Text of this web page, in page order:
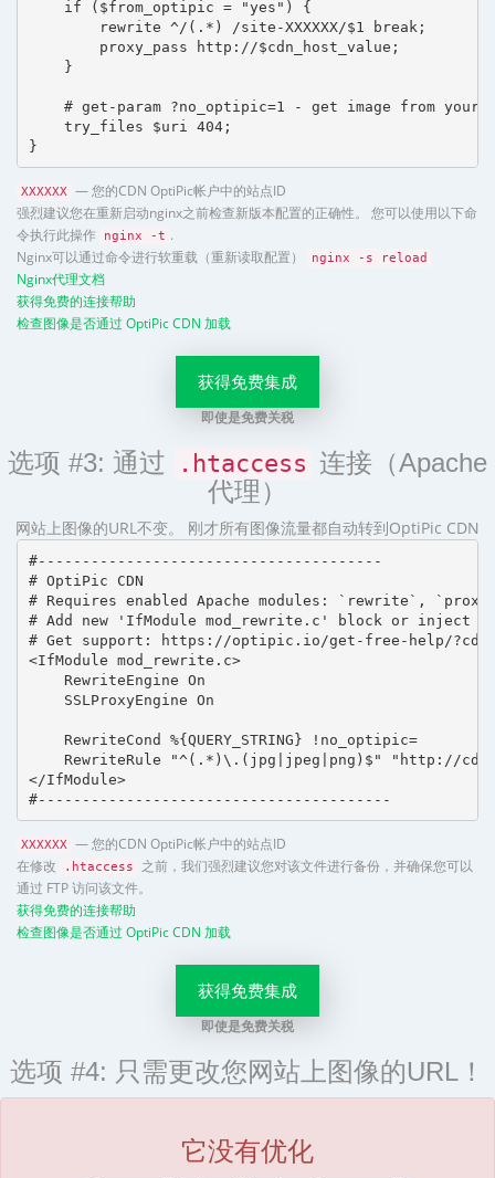
    if ($from_optipic = "yes") {
        rewrite ^/(.*) /site-XXXXXX/$1 break;
        proxy_pass http://$cdn_host_value;
    }
# get-param ?no_optipic=1 - get image from your
    try_files $uri 404;
}
XXXXXX — 您的CDN OptiPic帐户中的站点ID
强烈建议您在重新启动nginx之前检查新版本配置的正确性。 您可以使用以下命
令执行此操作
nginx -t .
Nginx可以通过命令进行软重载（重新读取配置）
nginx -s reload
Nginx代理文档
获得免费的连接帮助
检查图像是否通过 OptiPic CDN 加载
获得免费集成
即使是免费关税
选项 #3: 通过 .htaccess 连接（Apache
代理）
网站上图像的URL不变。 刚才所有图像流量都自动转到OptiPic CDN
#---------------------------------------
# OptiPic CDN
# Requires enabled Apache modules: `rewrite`,
# Add new 'IfModule mod_rewrite.c' block or inject
# Get support: https://optipic.io/get-free-help/
<IfModule mod_rewrite.c>
    RewriteEngine On
    SSLProxyEngine On
    RewriteCond %{QUERY_STRING} !no_optipic=
RewriteRule "^(.*)\.(jpg|jpeg|png)$" "http://
</IfModule>
#----------------------------------------
XXXXXX — 您的CDN OptiPic帐户中的站点ID
在修改
.htaccess
之前，我们强烈建议您对该文件进行备份，并确保您可以
通过 FTP 访问该文件。
获得免费的连接帮助
检查图像是否通过 OptiPic CDN 加载
获得免费集成
即使是免费关税
选项 #4: 只需更改您网站上图像的URL！
它没有优化